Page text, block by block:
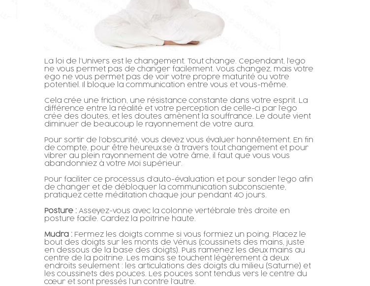
La loi de l’Univers est le changement. Tout change. Cependant, l’ego
ne vous permet pas de changer facilement. Vous changez, mais votre
ego ne vous permet pas de voir votre propre maturité ou votre
potentiel. Il bloque la communication entre vous et vous-même.
Cela crée une friction, une résistance constante dans votre esprit. La
différence entre la réalité et votre perception de celle-ci par l’ego
crée des doutes, et les doutes amènent la souffrance. Le doute vient
diminuer de beaucoup le rayonnement de votre aura.
Pour sortir de l’obscurité, vous devez vous évaluer honnêtement. En fin
de compte, pour être heureux·se à travers tout changement et pour
vibrer au plein rayonnement de votre âme, il faut que vous vous
abandonniez à votre Moi supérieur.
Pour faciliter ce processus d’auto-évaluation et pour sonder l’ego afin
de changer et de débloquer la communication subconsciente,
pratiquez cette méditation chaque jour pendant 40 jours.
Posture : Asseyez-vous avec la colonne vertébrale très droite en
posture facile. Gardez la poitrine haute.
Mudra : Fermez les doigts comme si vous formiez un poing. Placez le
bout des doigts sur les monts de Vénus (coussinets des mains, juste
en dessous de la base des doigts). Puis ramenez les deux mains au
centre de la poitrine. Les mains se touchent légèrement à deux
endroits seulement : les articulations des doigts du milieu (Saturne) et
les coussinets des pouces. Les pouces sont tendus vers le centre du
cœur et sont pressés l’un contre l’autre.